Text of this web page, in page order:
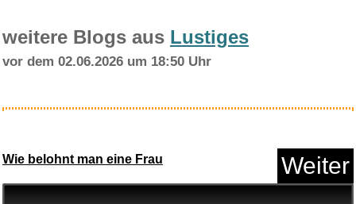
Anzeige
weitere Blogs aus Lustiges
vor dem 02.06.2026 um 18:50 Uhr
Wie belohnt man eine Frau Weiter